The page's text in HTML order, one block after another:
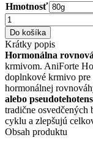
Hmotnosť
množstvo
AniForte
Hormon
Balance
–
prírodná
podpora
hormonálnej
rovnováhy
pre
feny
Do košíka
Krátky popis
Hormonálna
krmivom. AniForte
doplnkové krmivo pre
hormonálnej
alebo
tradične
cyklu a zlepšujú
Obsah produktu